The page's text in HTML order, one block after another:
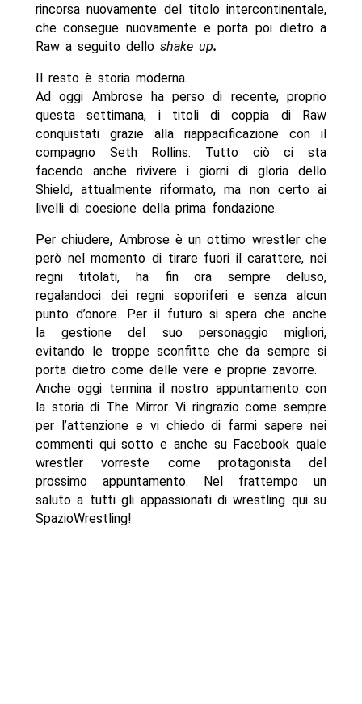
rincorsa nuovamente del titolo intercontinentale,
che consegue nuovamente e porta poi dietro a
Raw a seguito dello shake up.
Il resto è storia moderna.
Ad oggi Ambrose ha perso di recente, proprio
questa settimana, i titoli di coppia di Raw
conquistati grazie alla riappacificazione con il
compagno Seth Rollins. Tutto ciò ci sta
facendo anche rivivere i giorni di gloria dello
Shield, attualmente riformato, ma non certo ai
livelli di coesione della prima fondazione.
Per chiudere, Ambrose è un ottimo wrestler che
però nel momento di tirare fuori il carattere, nei
regni titolati, ha fin ora sempre deluso,
regalandoci dei regni soporiferi e senza alcun
punto d’onore. Per il futuro si spera che anche
la gestione del suo personaggio migliori,
evitando le troppe sconfitte che da sempre si
porta dietro come delle vere e proprie zavorre.
Anche oggi termina il nostro appuntamento con
la storia di The Mirror. Vi ringrazio come sempre
per l’attenzione e vi chiedo di farmi sapere nei
commenti qui sotto e anche su Facebook quale
wrestler vorreste come protagonista del
prossimo appuntamento. Nel frattempo un
saluto a tutti gli appassionati di wrestling qui su
SpazioWrestling!